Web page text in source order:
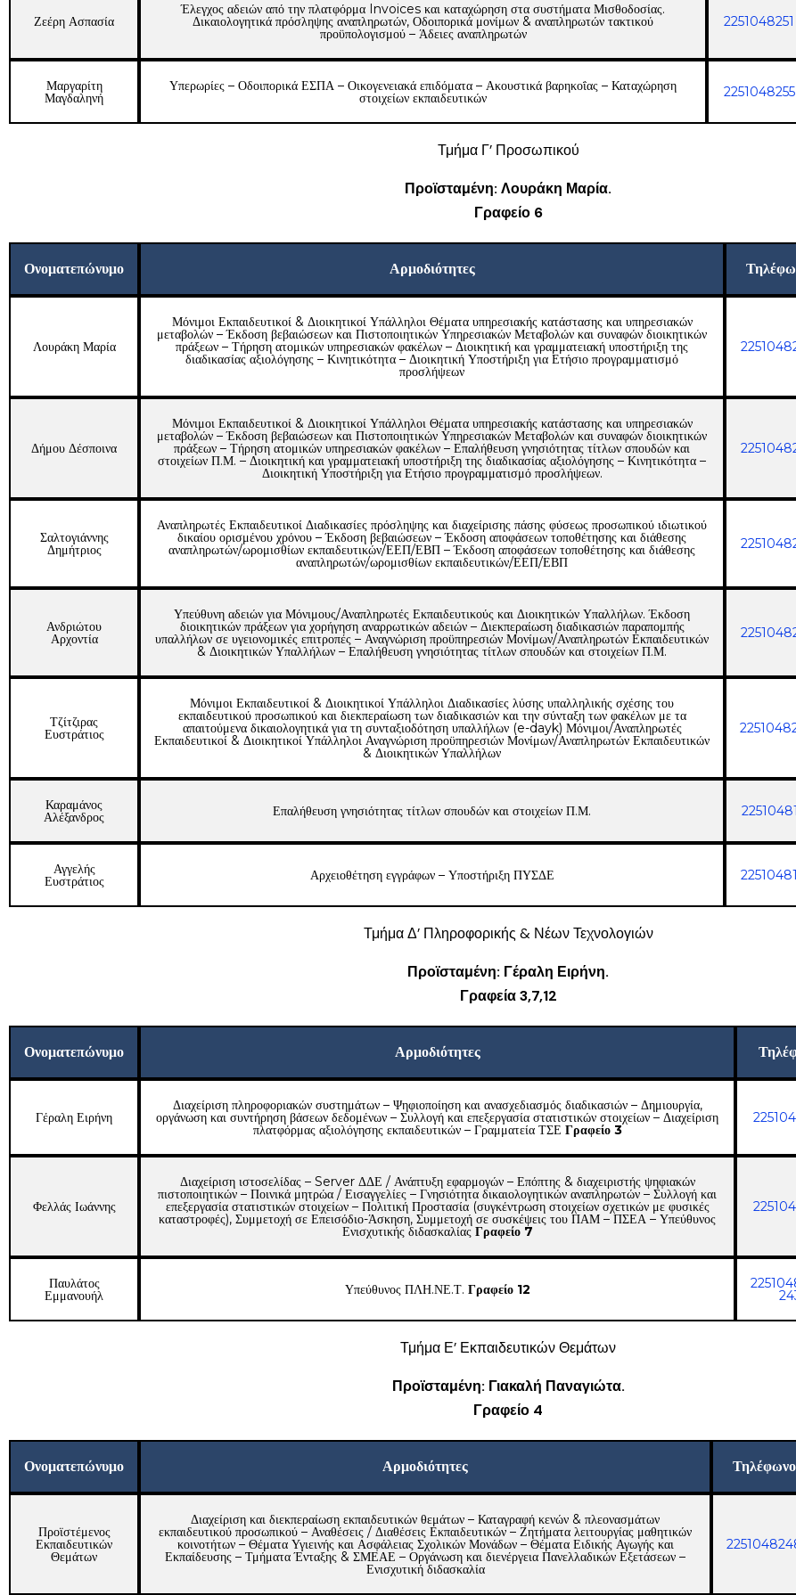
Ζεέρη Ασπασία
Έλεγχος αδειών από την πλατφόρμα Invoices και καταχώρηση στα συστήματα Μισθοδοσίας.
Δικαιολογητικά πρόσληψης αναπληρωτών, Οδοιπορικά μονίμων & αναπληρωτών τακτικού
προϋπολογισμού – Άδειες αναπληρωτών
2251048251
Μαργαρίτη
Μαγδαληνή
Υπερωρίες – Οδοιπορικά ΕΣΠΑ – Οικογενειακά επιδόματα – Ακουστικά βαρηκοΐας – Καταχώρηση
στοιχείων εκπαιδευτικών 2251048255
Τμήμα Γ’ Προσωπικού
Προϊσταμένη: Λουράκη Μαρία.
Γραφείο 6
Ονοματεπώνυμο Αρμοδιότητες
Λουράκη Μαρία
Μόνιμοι Εκπαιδευτικοί & Διοικητικοί Υπάλληλοι Θέματα υπηρεσιακής κατάστασης και υπηρεσιακών
μεταβολών – Έκδοση βεβαιώσεων και Πιστοποιητικών Υπηρεσιακών Μεταβολών και συναφών διοικητικών
πράξεων – Τήρηση ατομικών υπηρεσιακών φακέλων – Διοικητική και γραμματειακή υποστήριξη της
διαδικασίας αξιολόγησης – Κινητικότητα – Διοικητική Υποστήριξη για Ετήσιο προγραμματισμό
προσλήψεων
Δήμου Δέσποινα
Μόνιμοι Εκπαιδευτικοί & Διοικητικοί Υπάλληλοι Θέματα υπηρεσιακής κατάστασης και υπηρεσιακών
μεταβολών – Έκδοση βεβαιώσεων και Πιστοποιητικών Υπηρεσιακών Μεταβολών και συναφών διοικητικών
πράξεων – Τήρηση ατομικών υπηρεσιακών φακέλων – Επαλήθευση γνησιότητας τίτλων σπουδών και
στοιχείων Π.Μ. – Διοικητική και γραμματειακή υποστήριξη της διαδικασίας αξιολόγησης – Κινητικότητα –
Διοικητική Υποστήριξη για Ετήσιο προγραμματισμό προσλήψεων.
Σαλτογιάννης
Δημήτριος
Αναπληρωτές Εκπαιδευτικοί Διαδικασίες πρόσληψης και διαχείρισης πάσης φύσεως προσωπικού ιδιωτικού
δικαίου ορισμένου χρόνου – Έκδοση βεβαιώσεων – Έκδοση αποφάσεων τοποθέτησης και διάθεσης
αναπληρωτών/ωρομισθίων εκπαιδευτικών/ΕΕΠ/ΕΒΠ – Έκδοση αποφάσεων τοποθέτησης και διάθεσης
αναπληρωτών/ωρομισθίων εκπαιδευτικών/ΕΕΠ/ΕΒΠ
Ανδριώτου
Αρχοντία
Υπεύθυνη αδειών για Μόνιμους/Αναπληρωτές Εκπαιδευτικούς και Διοικητικών Υπαλλήλων. Έκδοση
διοικητικών πράξεων για χορήγηση αναρρωτικών αδειών – Διεκπεραίωση διαδικασιών παραπομπής
υπαλλήλων σε υγειονομικές επιτροπές – Αναγνώριση προϋπηρεσιών Μονίμων/Αναπληρωτών Εκπαιδευτικών
& Διοικητικών Υπαλλήλων – Επαλήθευση γνησιότητας τίτλων σπουδών και στοιχείων Π.Μ.
Τζίτζιρας
Ευστράτιος
Μόνιμοι Εκπαιδευτικοί & Διοικητικοί Υπάλληλοι Διαδικασίες λύσης υπαλληλικής σχέσης του
εκπαιδευτικού προσωπικού και διεκπεραίωση των διαδικασιών και την σύνταξη των φακέλων με τα
απαιτούμενα δικαιολογητικά για τη συνταξιοδότηση υπαλλήλων (e-dayk) Μόνιμοι/Αναπληρωτές
Εκπαιδευτικοί & Διοικητικοί Υπάλληλοι Αναγνώριση προϋπηρεσιών Μονίμων/Αναπληρωτών Εκπαιδευτικών
& Διοικητικών Υπαλλήλων
Καραμάνος
Αλέξανδρος Επαλήθευση γνησιότητας τίτλων σπουδών και στοιχείων Π.Μ.
Αγγελής
Ευστράτιος Αρχειοθέτηση εγγράφων – Υποστήριξη ΠΥΣΔΕ
Τμήμα Δ’ Πληροφορικής & Νέων Τεχνολογιών
Προϊσταμένη: Γέραλη Ειρήνη.
Γραφεία 3,7,12
Ονοματεπώνυμο Αρμοδιότητες
Γέραλη Ειρήνη
Διαχείριση πληροφοριακών συστημάτων – Ψηφιοποίηση και ανασχεδιασμός διαδικασιών – Δημιουργία,
οργάνωση και συντήρηση βάσεων δεδομένων – Συλλογή και επεξεργασία στατιστικών στοιχείων – Διαχείριση
πλατφόρμας αξιολόγησης εκπαιδευτικών – Γραμματεία ΤΣΕ Γραφείο 3
Φελλάς Ιωάννης
Διαχείριση ιστοσελίδας – Server ΔΔΕ / Ανάπτυξη εφαρμογών – Επόπτης & διαχειριστής ψηφιακών
πιστοποιητικών – Ποινικά μητρώα / Εισαγγελίες – Γνησιότητα δικαιολογητικών αναπληρωτών – Συλλογή και
επεξεργασία στατιστικών στοιχείων – Πολιτική Προστασία (συγκέντρωση στοιχείων σχετικών με φυσικές
καταστροφές), Συμμετοχή σε Επεισόδιο-Άσκηση, Συμμετοχή σε συσκέψεις του ΠΑΜ – ΠΣΕΑ – Υπεύθυνος
Ενισχυτικής διδασκαλίαςΓραφείο 7
Παυλάτος
Εμμανουήλ Υπεύθυνος ΠΛΗ.ΝΕ.Τ. Γραφείο 12
Τμήμα Ε’ Εκπαιδευτικών Θεμάτων
Προϊσταμένη: Γιακαλή Παναγιώτα.
Γραφείο 4
Ονοματεπώνυμο Αρμοδιότητες Τηλέφωνο
Προϊστέμενος
Εκπαιδευτικών
Θεμάτων
Διαχείριση και διεκπεραίωση εκπαιδευτικών θεμάτων – Καταγραφή κενών & πλεονασμάτων
εκπαιδευτικού προσωπικού – Αναθέσεις / Διαθέσεις Εκπαιδευτικών – Ζητήματα λειτουργίας μαθητικών
κοινοτήτων – Θέματα Υγιεινής και Ασφάλειας Σχολικών Μονάδων – Θέματα Ειδικής Αγωγής και
Εκπαίδευσης – Τμήματα Ένταξης & ΣΜΕΑΕ – Οργάνωση και διενέργεια Πανελλαδικών Εξετάσεων –
Ενισχυτική διδασκαλία